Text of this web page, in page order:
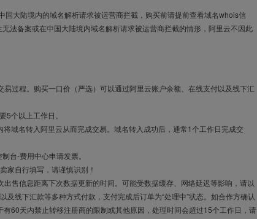
大陆境内的域名解析请求被运营商拦截，购买前请提前查看域名whois信
法备案或在中国大陆境内域名解析请求被运营商拦截的情形，阿里云不因此
过程。购买一口价（严选）可以通过阿里云账户余额、在线支付以及线下汇
个以上工作日。
域名转入阿里云从而完成交易。域名转入成功后，通常1个工作日完成交
台-费用中心申请发票。
家自行填写，请谨慎识别！
售信息距离下次数据更新的时间。可能受数据缓存、网络延迟等影响，请以
线下汇款等多种方式付款，支付完成后订单为“处理中”状态。如合作方确认
60天内禁止转移注册商的限制或其他原因，处理时间会超过15个工作日，请